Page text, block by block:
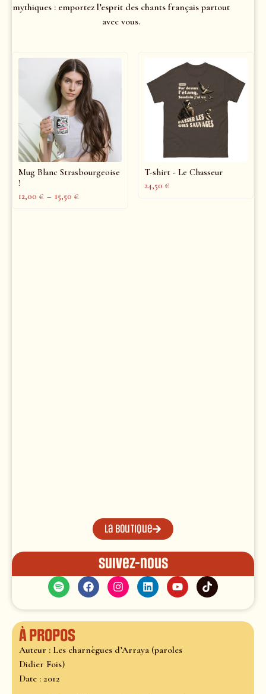
mythiques : emportez l’esprit des chants français partout
avec vous.
Mug Blanc Strasbourgeoise
!
12,00 € – 15,50 €
T-shirt - Le Chasseur
24,50 €
La boutique
Suivez-nous
À propos
Auteur : Les charnègues d’Arraya (paroles
Didier Fois)
Date : 2012